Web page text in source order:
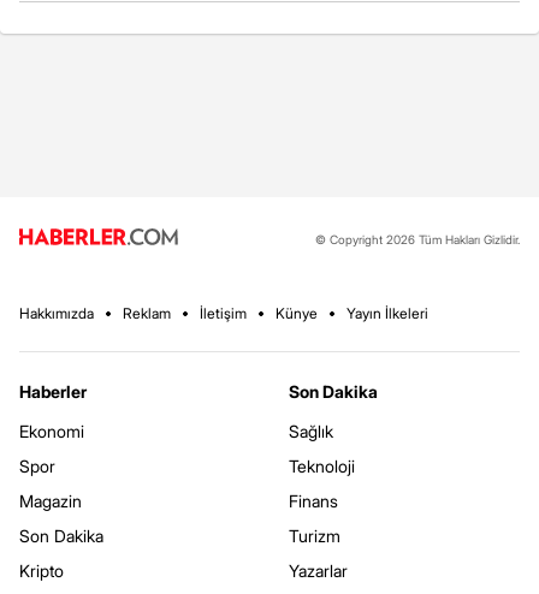
© Copyright 2026 Tüm Hakları Gizlidir.
Hakkımızda Reklam İletişim Künye Yayın İlkeleri
Haberler
Ekonomi
Spor
Magazin
Son Dakika
Kripto
Son Dakika
Sağlık
Teknoloji
Finans
Turizm
Yazarlar